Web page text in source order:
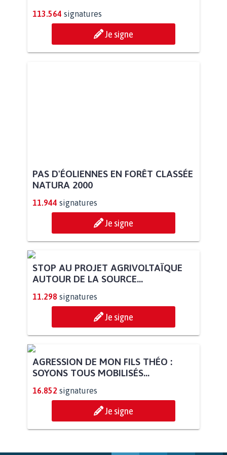
113.564 signatures
Je signe
PAS D'ÉOLIENNES EN FORÊT CLASSÉE
NATURA 2000
11.944 signatures
Je signe
STOP AU PROJET AGRIVOLTAÏQUE
AUTOUR DE LA SOURCE...
11.298 signatures
Je signe